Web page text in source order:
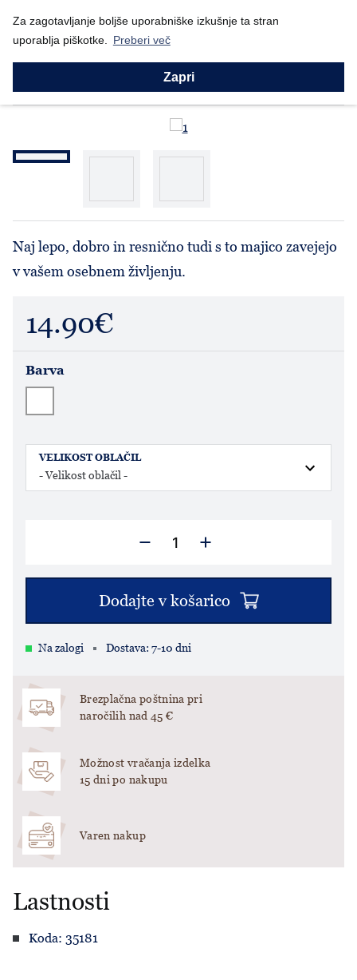
Za zagotavljanje boljše uporabniške izkušnje ta stran
uporablja piškotke.
Preberi več
Zapri
Nazaj Domov Prodajni program Moški Majice
Naj lepo, dobro in resnično tudi s to majico zavejejo
v vašem osebnem življenju.
14.90€
Barva
VELIKOST OBLAČIL
Dodajte v košarico
Na zalogi Dostava: 7-10 dni
Brezplačna poštnina pri
naročilih nad 45 €
Možnost vračanja izdelka
15 dni po nakupu
Varen nakup
Lastnosti
Koda: 35181